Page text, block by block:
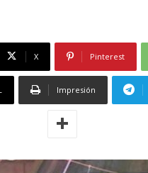
X Pinterest
Impresión